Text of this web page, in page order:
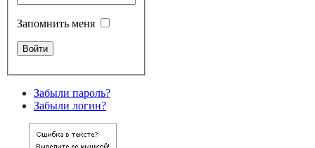
Запомнить меня
Забыли пароль?
Забыли логин?